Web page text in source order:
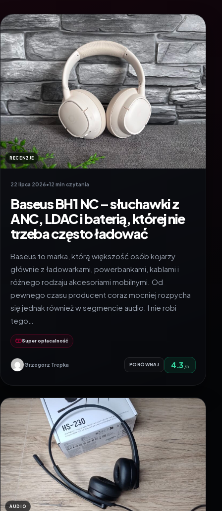
RECENZJE
22 lipca 2026•12 min czytania
Baseus BH1 NC – słuchawki z
ANC, LDAC i baterią, której nie
trzeba często ładować
Baseus to marka, którą większość osób kojarzy
głównie z ładowarkami, powerbankami, kablami i
różnego rodzaju akcesoriami mobilnymi. Od
pewnego czasu producent coraz mocniej rozpycha
się jednak również w segmencie audio. I nie robi
tego…
Super opłacalność
Grzegorz Trepka PORÓWNAJ 4.3 /5
AUDIO